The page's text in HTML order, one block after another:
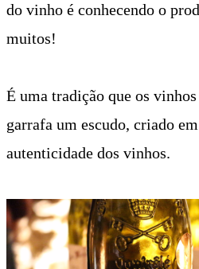
do vinho é conhecendo o
muitos!
É uma tradição que os
garrafa um escudo, criado
autenticidade dos vinhos.